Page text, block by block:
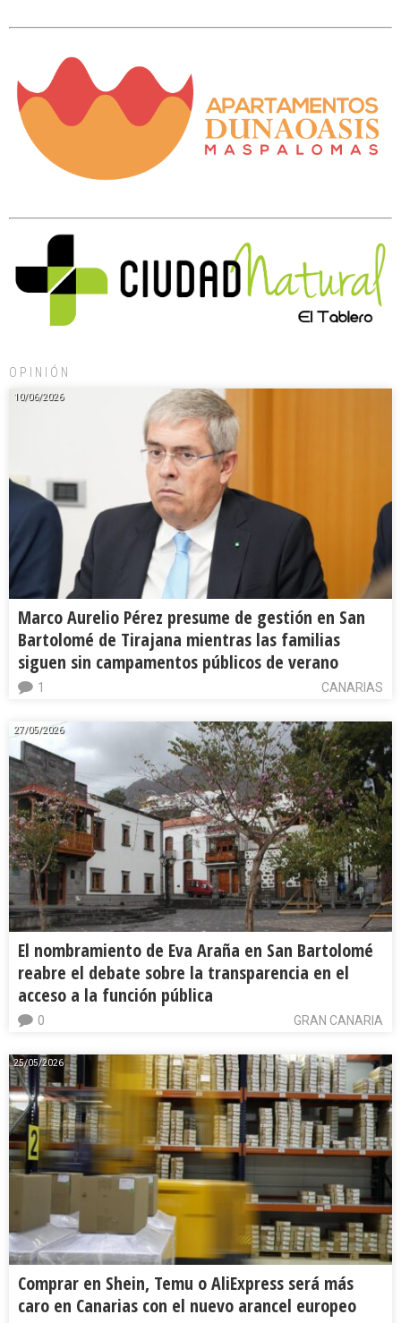
OPINIÓN
10/06/2026
Marco Aurelio Pérez presume de gestión en San
Bartolomé de Tirajana mientras las familias
siguen sin campamentos públicos de verano
CANARIAS
1
27/05/2026
El nombramiento de Eva Araña en San Bartolomé
reabre el debate sobre la transparencia en el
acceso a la función pública
GRAN CANARIA
0
25/05/2026
Comprar en Shein, Temu o AliExpress será más
caro en Canarias con el nuevo arancel europeo